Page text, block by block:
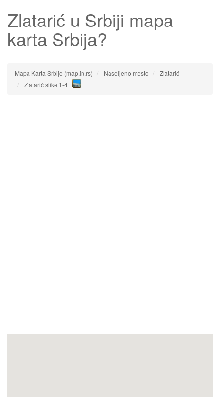
Zlatarić u Srbiji mapa
karta Srbija?
Mapa Karta Srbije (map.in.rs) Naseljeno mesto
Zlatarić
Zlatarić slike 1-4